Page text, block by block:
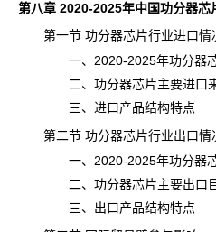
第八章 2020-2025年中国功分器芯
第一节 功分器芯片行业进口情
一、2020-2025年功分器芯
二、功分器芯片主要进口
三、进口产品结构特点
第二节 功分器芯片行业出口情
一、2020-2025年功分器芯
二、功分器芯片主要出口
三、出口产品结构特点